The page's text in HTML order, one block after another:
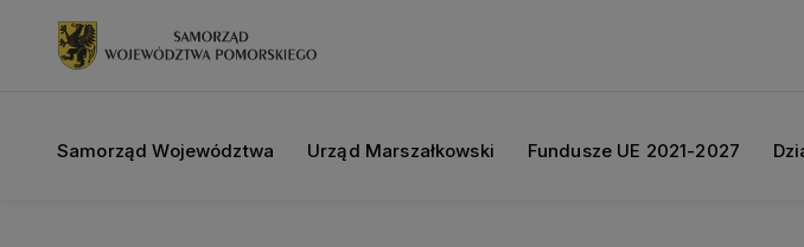
Samorząd Województwa Urząd Marszałkowski Fundusze UE 2021-2027